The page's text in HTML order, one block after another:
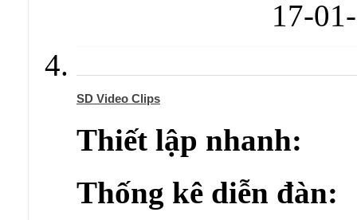
17-
SD Video Clips
Thiết lập nhanh:
Thống kê diễn đàn: